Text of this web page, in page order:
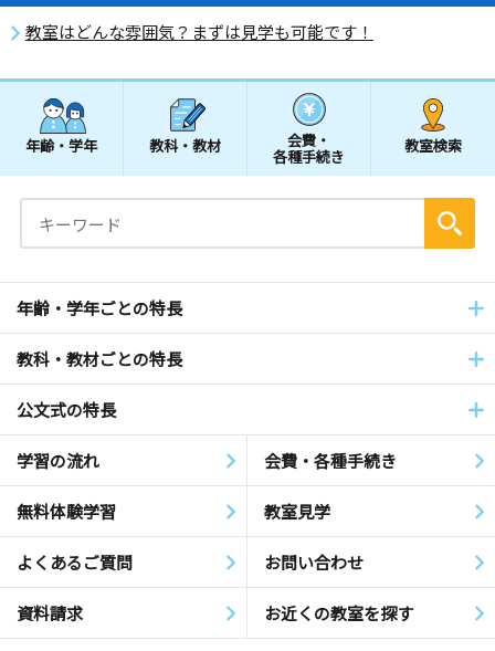
教室はどんな雰囲気？まずは見学も可能です！
年齢・学年 教科・教材 会費・
各種手続き
教室検索
年齢・学年ごとの特長
教科・教材ごとの特長
公文式の特長
学習の流れ 会費・各種手続き
無料体験学習 教室見学
よくあるご質問 お問い合わせ
資料請求 お近くの教室を探す